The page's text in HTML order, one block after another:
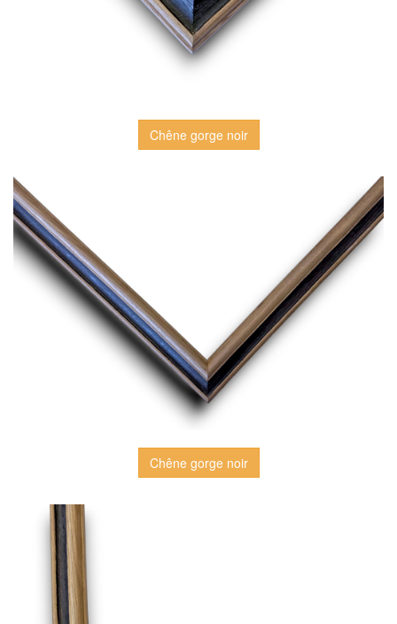
Chêne gorge noir
Chêne gorge noir